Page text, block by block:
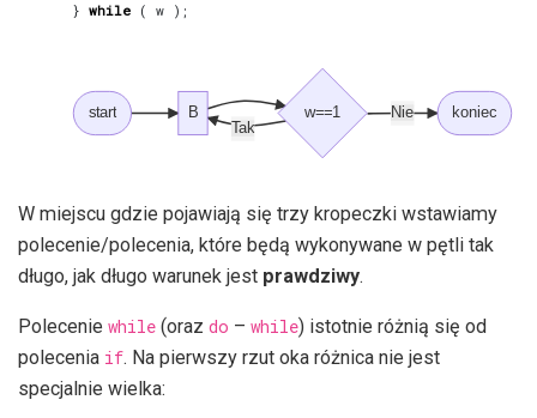
} while ( w );
Tak
Nie
start B w==1 koniec
W miejscu gdzie pojawiają się trzy kropeczki wstawiamy
polecenie/polecenia, które będą wykonywane w pętli tak
długo, jak długo warunek jest prawdziwy.
Polecenie while (oraz do – while) istotnie różnią się od
polecenia if. Na pierwszy rzut oka różnica nie jest
specjalnie wielka: